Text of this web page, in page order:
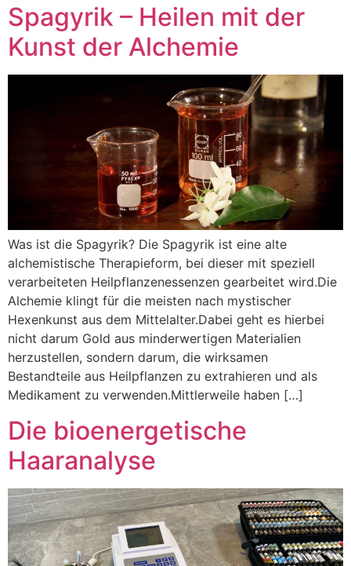
Spagyrik – Heilen mit der
Kunst der Alchemie
Was ist die Spagyrik? Die Spagyrik ist eine alte
alchemistische Therapieform, bei dieser mit speziell
verarbeiteten Heilpflanzenessenzen gearbeitet wird.Die
Alchemie klingt für die meisten nach mystischer
Hexenkunst aus dem Mittelalter.Dabei geht es hierbei
nicht darum Gold aus minderwertigen Materialien
herzustellen, sondern darum, die wirksamen
Bestandteile aus Heilpflanzen zu extrahieren und als
Medikament zu verwenden.Mittlerweile haben […]
Die bioenergetische
Haaranalyse